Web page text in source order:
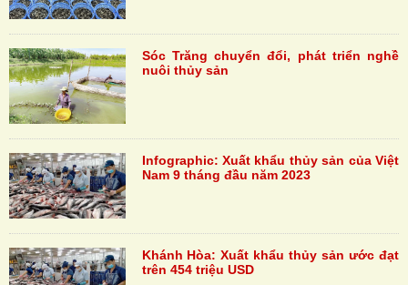
Sóc Trăng chuyển đổi, phát triển nghề
nuôi thủy sản
Infographic: Xuất khẩu thủy sản của Việt
Nam 9 tháng đầu năm 2023
Khánh Hòa: Xuất khẩu thủy sản ước đạt
trên 454 triệu USD